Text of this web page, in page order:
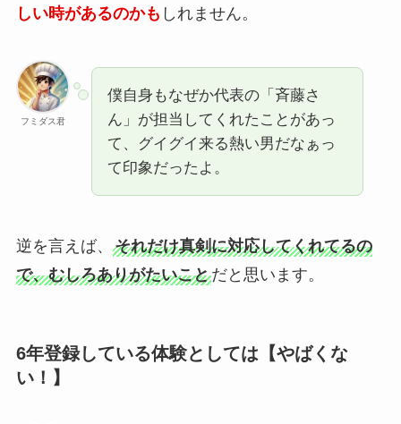
しい時があるのかも しれません。
フミダス君
僕自身もなぜか代表の「斉藤さ
ん」が担当してくれたことがあっ
て、グイグイ来る熱い男だなぁっ
て印象だったよ。
逆を言えば、 それだけ真剣に対応してくれてるの
で、むしろありがたいことだと思います。
6年登録している体験としては【やばくな
い！】